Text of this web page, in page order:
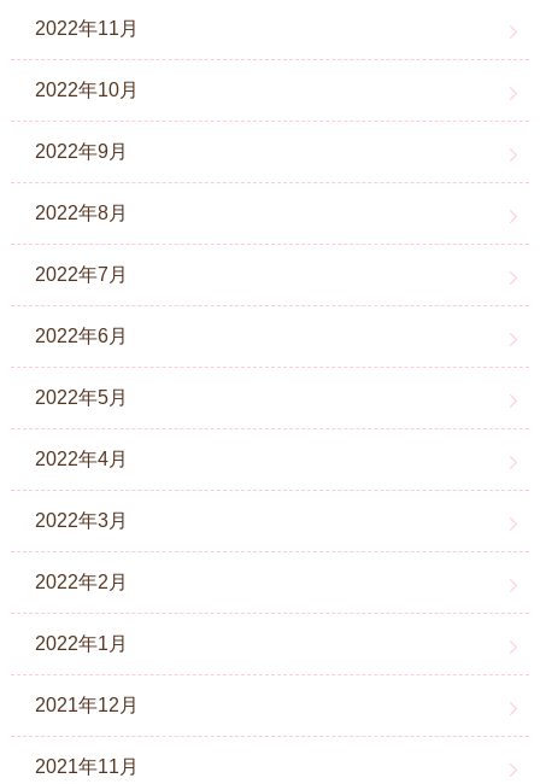
2022年11月
2022年10月
2022年9月
2022年8月
2022年7月
2022年6月
2022年5月
2022年4月
2022年3月
2022年2月
2022年1月
2021年12月
2021年11月